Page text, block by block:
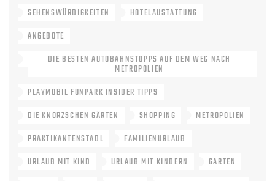
SEHENSWÜRDIGKEITEN
HOTELAUSTATTUNG
ANGEBOTE
DIE BESTEN AUTOBAHNSTOPPS AUF DEM WEG NACH
METROPOLIEN
PLAYMOBIL FUNPARK INSIDER TIPPS
DIE KNORZSCHEN GÄRTEN
SHOPPING
METROPOLIEN
PRAKTIKANTENSTADL
FAMILIENURLAUB
URLAUB MIT KIND
URLAUB MIT KINDERN
GARTEN